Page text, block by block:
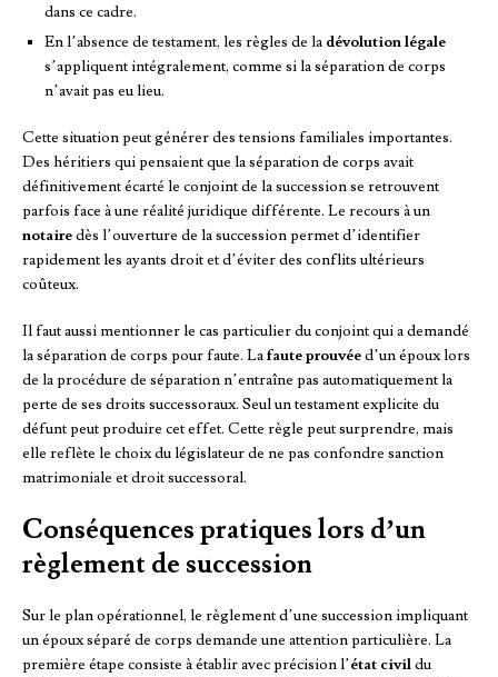
dans ce cadre.
En l’absence de testament, les règles de la dévolution légale
s’appliquent intégralement, comme si la séparation de corps
n’avait pas eu lieu.
Cette situation peut générer des tensions familiales importantes.
Des héritiers qui pensaient que la séparation de corps avait
définitivement écarté le conjoint de la succession se retrouvent
parfois face à une réalité juridique différente. Le recours à un
notairedès l’ouverture de la succession permet d’identifier
rapidement les ayants droit et d’éviter des conflits ultérieurs
coûteux.
Il faut aussi mentionner le cas particulier du conjoint qui a demandé
la séparation de corps pour faute. Lafaute prouvéed’un époux lors
de la procédure de séparation n’entraîne pas automatiquement la
perte de ses droits successoraux. Seul un testament explicite du
défunt peut produire cet effet. Cette règle peut surprendre, mais
elle reflète le choix du législateur de ne pas confondre sanction
matrimoniale et droit successoral.
Conséquences pratiques lors d’un
règlement de succession
Sur le plan opérationnel, le règlement d’une succession impliquant
un époux séparé de corps demande une attention particulière. La
première étape consiste à établir avec précision l’état civildu